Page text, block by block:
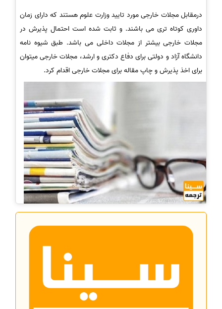
درمقابل مجلات خارجی مورد تایید وزارت علوم هستند که دارای زمان
داوری کوتاه تری می باشند. و ثابت شده است احتمال پذیرش در
مجلات خارجی بیشتر از مجلات داخلی می باشد. طبق شیوه نامه
دانشگاه آزاد و دولتی برای دفاع دکتری و ارشد، مجلات خارجی میتوان
برای اخذ پذیرش و چاپ مقاله برای مجلات خارجی اقدام کرد.